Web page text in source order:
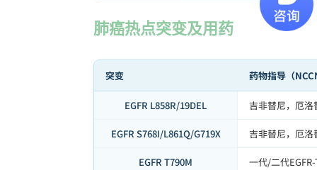
肺癌热点突变及用药
突变 药物指导（
EGFR L858R/19DEL 吉非替尼，厄洛
EGFR S768I/L861Q/G719X 吉非替尼，厄洛
EGFR T790M 一代/二代